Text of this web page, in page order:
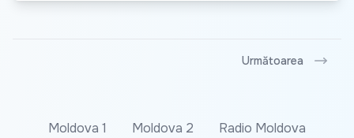
Următoarea
Moldova 1 Moldova 2
Radio Moldova